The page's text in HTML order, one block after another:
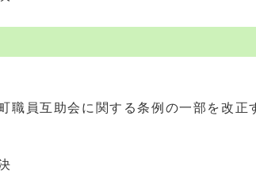
職員互助会に関する条例の一部を改正